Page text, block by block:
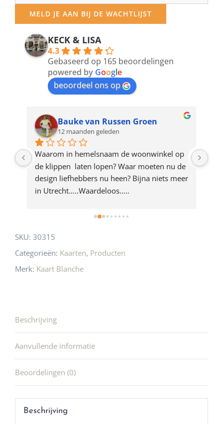
your
email
address
product
MELD JE AAN BIJ DE WACHTLIJST
KECK & LISA
4.3
Gebaseerd op 165 beoordelingen
powered by Google
beoordeel ons op
Bauke van Russen Groen
12 maanden geleden
Waarom in hemelsnaam de woonwinkel op
de klippen  laten lopen? Waar moeten nu de
design liefhebbers nu heen? Bijna niets meer
in Utrecht…..Waardeloos…..
SKU: 30315
Categorieën: Kaarten, Producten
Merk: Kaart Blanche
Beschrijving
Aanvullende informatie
Beoordelingen (0)
Beschrijving